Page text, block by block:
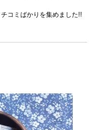
コミばかりを集めました!!